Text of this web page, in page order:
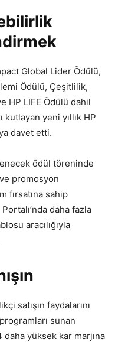
Global Lider Ödülü,
Ödülü, Çeşitlilik,
HP LIFE Ödülü dahil
yeni yıllık HP
davet etti.
ödül töreninde
promosyon
fırsatına sahip
daha fazla
aracılığıyla
satışın faydalarını
sunan
yüksek kar marjına